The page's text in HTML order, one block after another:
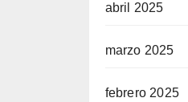
abril 2025
marzo 2025
febrero 2025